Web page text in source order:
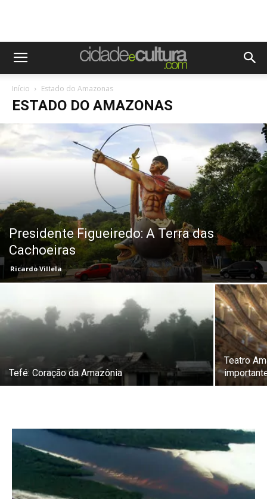
Início Estado do Amazonas
ESTADO DO AMAZONAS
Presidente Figueiredo: A Terra das
Cachoeiras
Ricardo Villela
Tefé: Coração da Amazônia
Teatro